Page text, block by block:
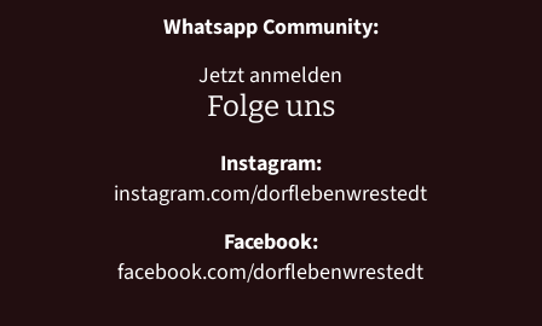
Whatsapp Community:
Jetzt anmelden
Folge uns
Instagram:
instagram.com/dorflebenwrestedt
Facebook:
facebook.com/dorflebenwrestedt